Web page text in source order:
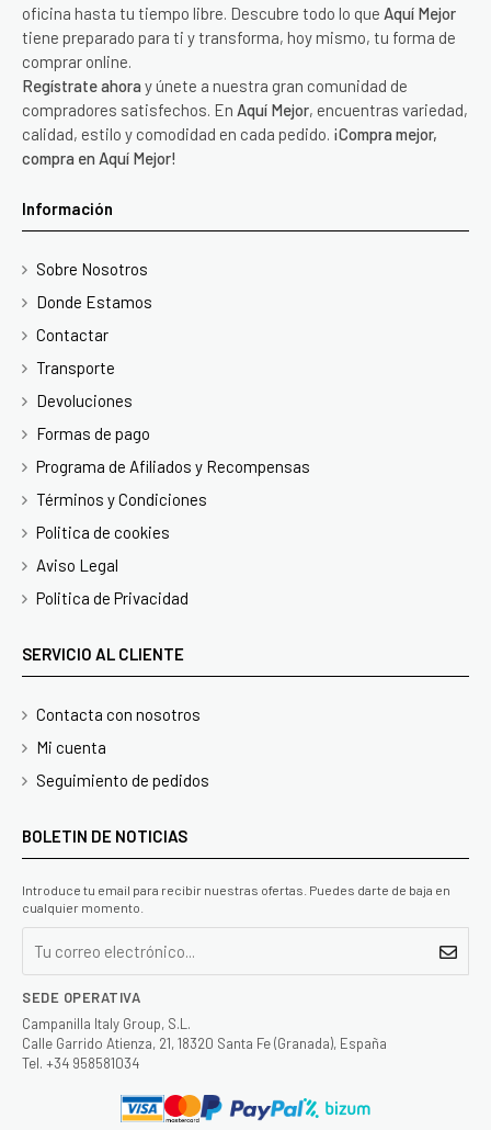
oficina hasta tu tiempo libre. Descubre todo lo que Aquí Mejor
tiene preparado para ti y transforma, hoy mismo, tu forma de
comprar online.
Regístrate ahora y únete a nuestra gran comunidad de
compradores satisfechos. En Aquí Mejor, encuentras variedad,
calidad, estilo y comodidad en cada pedido. ¡Compra mejor,
compra en Aquí Mejor!
Información
Sobre Nosotros
Donde Estamos
Contactar
Transporte
Devoluciones
Formas de pago
Programa de Afiliados y Recompensas
Términos y Condiciones
Politica de cookies
Aviso Legal
Politica de Privacidad
SERVICIO AL CLIENTE
Contacta con nosotros
Mi cuenta
Seguimiento de pedidos
BOLETIN DE NOTICIAS
Introduce tu email para recibir nuestras ofertas. Puedes darte de baja en
cualquier momento.
SEDE OPERATIVA
Campanilla Italy Group, S.L.
Calle Garrido Atienza, 21, 18320 Santa Fe (Granada), España
Tel. +34 958581034